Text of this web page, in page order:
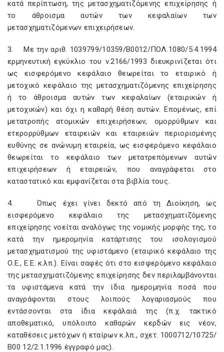
κατά περίπτωση, της μετασχηματιζόμενης επιχείρησης ή
το άθροισμα αυτών των κεφαλαίων των
μετασχηματιζόμενων επιχειρήσεων.
3. Με την αριθ. 1039799/10359/Β0012/ΠΟΛ.1080/5.4.1994
ερμηνευτική εγκύκλιο του ν.2166/1993 διευκρινίζεται ότι
ως εισφερόμενο κεφάλαιο θεωρείται το εταιρικό ή
μετοχικό κεφάλαιο της μετασχηματιζόμενης επιχείρησης
ή το άθροισμα αυτών των κεφαλαίων (εταιρικών ή
μετοχικών) και όχι η καθαρή θέση αυτών. Επομένως, επί
μετατροπής ατομικών επιχειρήσεων, ομορρύθμων και
ετερορρύθμων εταιρειών και εταιρειών περιορισμένης
ευθύνης σε ανώνυμη εταιρεία, ως εισφερόμενο κεφάλαιο
θεωρείται το κεφάλαιο των μετατρεπόμενων αυτών
επιχειρήσεων ή εταιρειών, που αναγράφεται στο
καταστατικό και εμφανίζεται στα βιβλία τους.
4. Όπως έχει γίνει δεκτό από τη Διοίκηση, ως
εισφερόμενο κεφάλαιο της μετασχηματιζόμενης
επιχείρησης νοείται αναλόγως της νομικής μορφής της, το
κατά την ημερομηνία κατάρτισης του ισολογισμού
μετασχηματισμού της υφιστάμενο (εταιρικό κεφάλαιο της
Ο.Ε., Ε.Ε. κ.λπ.). Είναι σαφές ότι στο εισφερόμενο κεφάλαιο
της μετασχηματιζόμενης επιχείρησης δεν περιλαμβάνονται
τα υφιστάμενα κατά την ίδια ημερομηνία ποσά που
αναγράφονται στους λοιπούς λογαριασμούς που
εντάσσονται στα ίδια κεφάλαιά της (π.χ. τακτικό
αποθεματικό, υπόλοιπο καθαρών κερδών εις νέον,
καταθέσεις μετόχων ή εταίρων κ.λπ., σχετ. 1000712/10725/
Β00 12/2.1.1996 έγγραφό μας).